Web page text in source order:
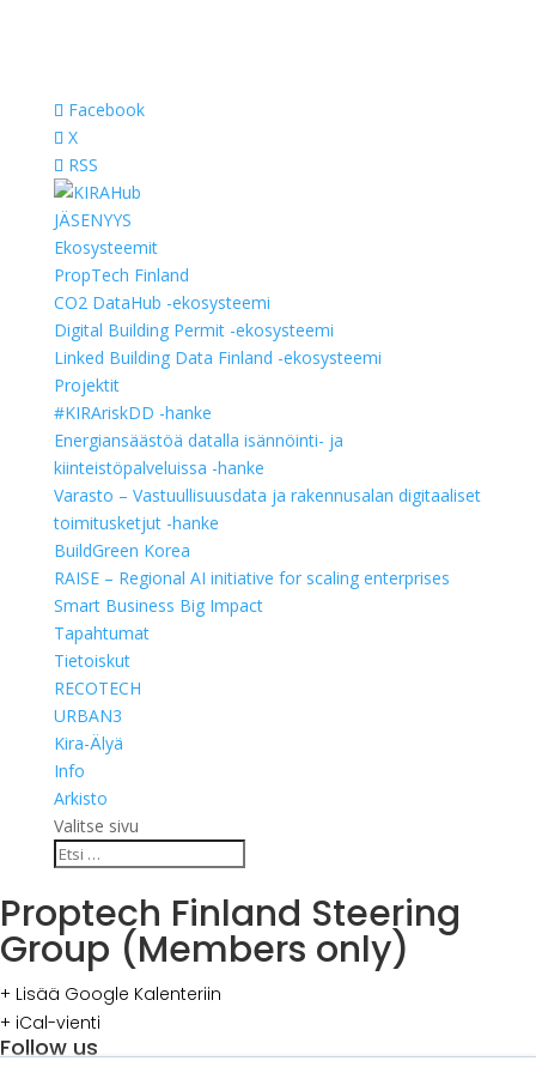
Facebook
X
RSS
JÄSENYYS
Ekosysteemit
PropTech Finland
CO2 DataHub -ekosysteemi
Digital Building Permit -ekosysteemi
Linked Building Data Finland -ekosysteemi
Projektit
#KIRAriskDD -hanke
Energiansäästöä datalla isännöinti- ja
kiinteistöpalveluissa -hanke
Varasto – Vastuullisuusdata ja rakennusalan digitaaliset
toimitusketjut -hanke
BuildGreen Korea
RAISE – Regional AI initiative for scaling enterprises
Smart Business Big Impact
Tapahtumat
Tietoiskut
RECOTECH
URBAN3
Kira-Älyä
Info
Arkisto
Valitse sivu
Proptech Finland Steering
Group (Members only)
+ Lisää Google Kalenteriin
+ iCal-vienti
Follow us